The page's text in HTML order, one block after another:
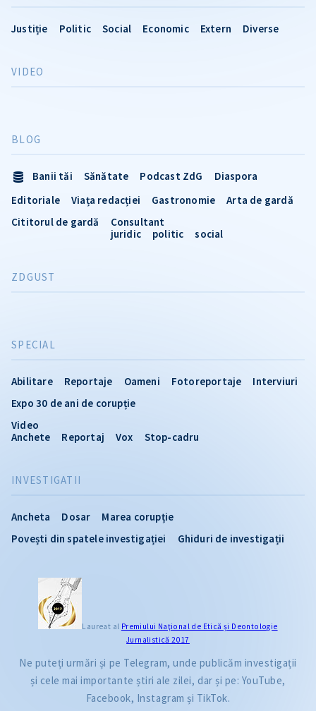
Justiție Politic Social Economic Extern Diverse
INVESTIGATII
Ancheta Dosar
Marea corupție
Povești din spatele investigației
Ghiduri de investigații
VIDEO
SPECIAL
Abilitare Reportaje Oameni Fotoreportaje
Interviuri
Expo 30 de ani de corupție
Video
Anchete
Reportaj Vox Stop-cadru
BLOG
Banii tăi Sănătate Podcast ZdG
Diaspora
Editoriale
Viața redacției Gastronomie
Arta de gardă
Cititorul de gardă
Consultant
juridic
politic social
ZDGUST
Laureat al Premiului Naţional de Etică și Deontologie
Jurnalistică 2017
Ne puteți urmări și pe Telegram, unde publicăm investigații
și cele mai importante știri ale zilei, dar și pe: YouTube,
Facebook, Instagram și TikTok.